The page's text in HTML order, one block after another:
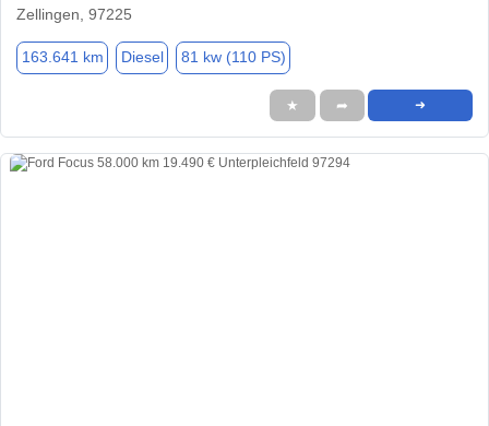
Zellingen, 97225
163.641 km Diesel 81 kw (110 PS)
★ ➦ ➜